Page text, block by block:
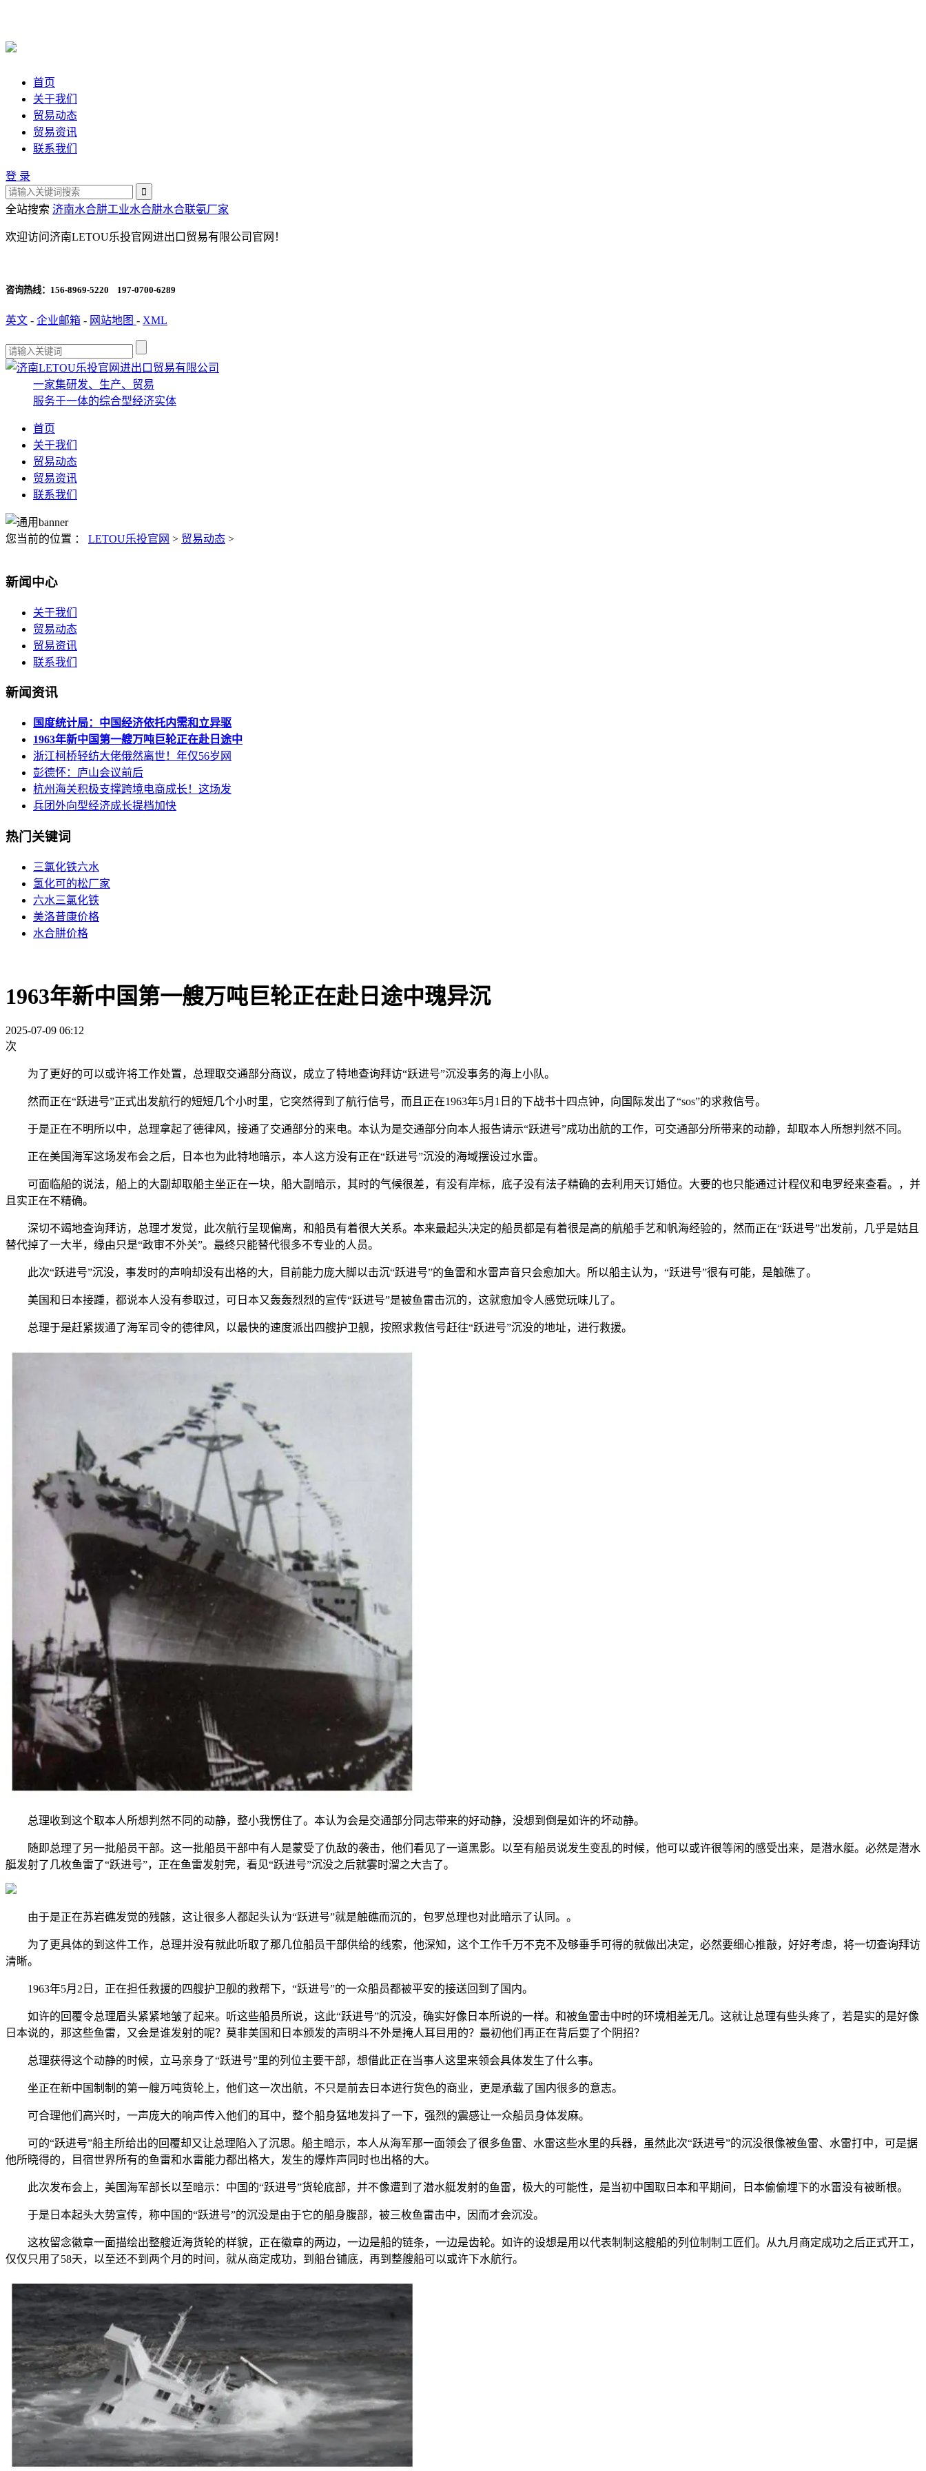
首页
关于我们
贸易动态
贸易资讯
联系我们
登 录
全站搜索 济南水合肼工业水合肼水合联氨厂家
欢迎访问济南LETOU乐投官网进出口贸易有限公司官网！
咨询热线： 156-8969-5220 197-0700-6289
英文 - 企业邮箱 - 网站地图 - XML
一家集研发、生产、贸易
服务于一体的综合型经济实体
首页
关于我们
贸易动态
贸易资讯
联系我们
您当前的位置 ： LETOU乐投官网 > 贸易动态 >
新闻中心
关于我们
贸易动态
贸易资讯
联系我们
新闻资讯
国度统计局：中国经济依托内需和立异驱
1963年新中国第一艘万吨巨轮正在赴日途中
浙江柯桥轻纺大佬俄然离世！年仅56岁网
彭德怀：庐山会议前后
杭州海关积极支撑跨境电商成长！这场发
兵团外向型经济成长提档加快
热门关键词
三氯化铁六水
氢化可的松厂家
六水三氯化铁
美洛昔康价格
水合肼价格
1963年新中国第一艘万吨巨轮正在赴日途中瑰异沉
2025-07-09 06:12
次
为了更好的可以或许将工作处置，总理取交通部分商议，成立了特地查询拜访“跃进号”沉没事务的海上小队。
然而正在“跃进号”正式出发航行的短短几个小时里，它突然得到了航行信号，而且正在1963年5月1日的下战书十四点钟，向国际发出了“sos”的求救信号。
于是正在不明所以中，总理拿起了德律风，接通了交通部分的来电。本认为是交通部分向本人报告请示“跃进号”成功出航的工作，可交通部分所带来的动静，却取本人所想判然不同。
正在美国海军这场发布会之后，日本也为此特地暗示，本人这方没有正在“跃进号”沉没的海域摆设过水雷。
可面临船的说法，船上的大副却取船主坐正在一块，船大副暗示，其时的气候很差，有没有岸标，底子没有法子精确的去利用天订婚位。大要的也只能通过计程仪和电罗经来查看。，并
且实正在不精确。
深切不竭地查询拜访，总理才发觉，此次航行呈现偏离，和船员有着很大关系。本来最起头决定的船员都是有着很是高的航船手艺和帆海经验的，然而正在“跃进号”出发前，几乎是姑且
替代掉了一大半，缘由只是“政审不外关”。最终只能替代很多不专业的人员。
此次“跃进号”沉没，事发时的声响却没有出格的大，目前能力庞大脚以击沉“跃进号”的鱼雷和水雷声音只会愈加大。所以船主认为，“跃进号”很有可能，是触礁了。
美国和日本接踵，都说本人没有参取过，可日本又轰轰烈烈的宣传“跃进号”是被鱼雷击沉的，这就愈加令人感觉玩味儿了。
总理于是赶紧拨通了海军司令的德律风，以最快的速度派出四艘护卫舰，按照求救信号赶往“跃进号”沉没的地址，进行救援。
总理收到这个取本人所想判然不同的动静，整小我愣住了。本认为会是交通部分同志带来的好动静，没想到倒是如许的坏动静。
随即总理了另一批船员干部。这一批船员干部中有人是蒙受了仇敌的袭击，他们看见了一道黑影。以至有船员说发生变乱的时候，他可以或许很等闲的感受出来，是潜水艇。必然是潜水
艇发射了几枚鱼雷了“跃进号”，正在鱼雷发射完，看见“跃进号”沉没之后就霎时溜之大吉了。
由于是正在苏岩礁发觉的残骸，这让很多人都起头认为“跃进号”就是触礁而沉的，包罗总理也对此暗示了认同。。
为了更具体的到这件工作，总理并没有就此听取了那几位船员干部供给的线索，他深知，这个工作千万不克不及够垂手可得的就做出决定，必然要细心推敲，好好考虑，将一切查询拜访
清晰。
1963年5月2日，正在担任救援的四艘护卫舰的救帮下，“跃进号”的一众船员都被平安的接送回到了国内。
如许的回覆令总理眉头紧紧地皱了起来。听这些船员所说，这此“跃进号”的沉没，确实好像日本所说的一样。和被鱼雷击中时的环境相差无几。这就让总理有些头疼了，若是实的是好像
日本说的，那这些鱼雷，又会是谁发射的呢？莫非美国和日本颁发的声明斗不外是掩人耳目用的？最初他们再正在背后耍了个阴招？
总理获得这个动静的时候，立马亲身了“跃进号”里的列位主要干部，想借此正在当事人这里来领会具体发生了什么事。
坐正在新中国制制的第一艘万吨货轮上，他们这一次出航，不只是前去日本进行货色的商业，更是承载了国内很多的意志。
可合理他们高兴时，一声庞大的响声传入他们的耳中，整个船身猛地发抖了一下，强烈的震感让一众船员身体发麻。
可的“跃进号”船主所给出的回覆却又让总理陷入了沉思。船主暗示，本人从海军那一面领会了很多鱼雷、水雷这些水里的兵器，虽然此次“跃进号”的沉没很像被鱼雷、水雷打中，可是据
他所晓得的，目宿世界所有的鱼雷和水雷能力都出格大，发生的爆炸声同时也出格的大。
此次发布会上，美国海军部长以至暗示：中国的“跃进号”货轮底部，并不像遭到了潜水艇发射的鱼雷，极大的可能性，是当初中国取日本和平期间，日本偷偷埋下的水雷没有被断根。
于是日本起头大势宣传，称中国的“跃进号”的沉没是由于它的船身腹部，被三枚鱼雷击中，因而才会沉没。
这枚留念徽章一面描绘出整艘近海货轮的样貌，正在徽章的两边，一边是船的链条，一边是齿轮。如许的设想是用以代表制制这艘船的列位制制工匠们。从九月商定成功之后正式开工，
仅仅只用了58天，以至还不到两个月的时间，就从商定成功，到船台铺底，再到整艘船可以或许下水航行。